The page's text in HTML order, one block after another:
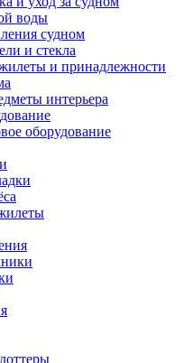
воды
судном
и стекла
и принадлежности
интерьера
оборудование